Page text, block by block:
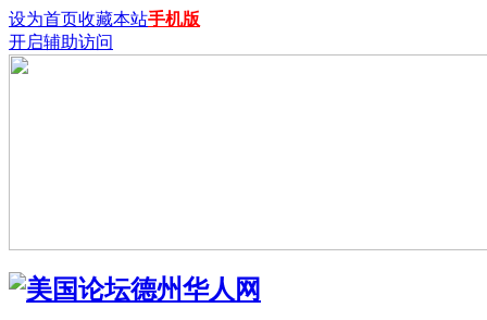
设为首页收藏本站手机版
开启辅助访问